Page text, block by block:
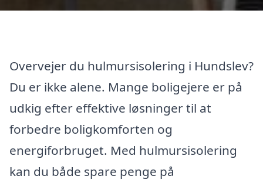
Overvejer du hulmursisolering i Hundslev?
Du er ikke alene. Mange boligejere er på
udkig efter effektive løsninger til at
forbedre boligkomforten og
energiforbruget. Med hulmursisolering
kan du både spare penge på